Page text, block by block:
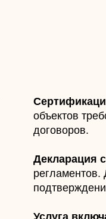
объектов
договоров.
Декларация
регламентов.
Услуга